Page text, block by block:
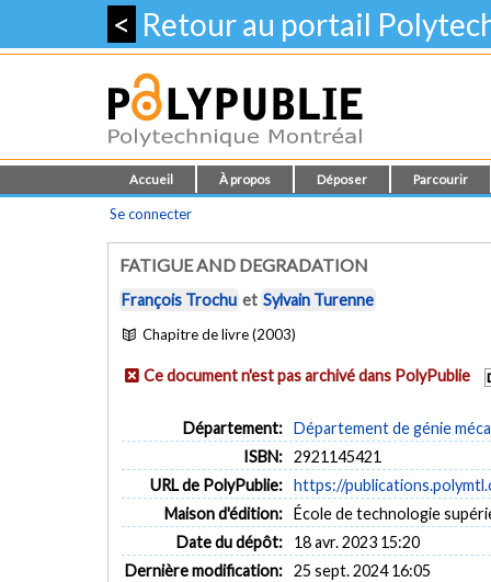
< Retour au portail
Accueil À propos Déposer Parcourir
Se connecter
FATIGUE AND DEGRADATION
François Trochu et Sylvain Turenne
Chapitre de livre (2003)
Ce document n'est pas archivé dans PolyPublie
Département: Département de génie
ISBN: 2921145421
URL de PolyPublie: https://
Maison d'édition: École de technologie
Date du dépôt:
18 avr. 2023 15:20
Dernière modification: 25 sept. 2024 16:05